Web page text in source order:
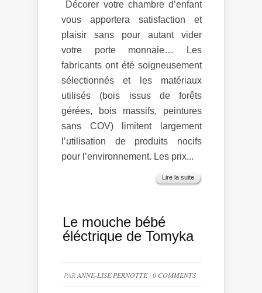
Décorer votre chambre d’enfant
vous apportera satisfaction et
plaisir sans pour autant vider
votre porte monnaie… Les
fabricants ont été soigneusement
sélectionnés et les matériaux
utilisés (bois issus de forêts
gérées, bois massifs, peintures
sans COV) limitent largement
l’utilisation de produits nocifs
pour l’environnement. Les prix...
Lire la suite
Le mouche bébé
éléctrique de Tomyka
PARANNE-LISE PERNOTTE| 0 COMMENTS